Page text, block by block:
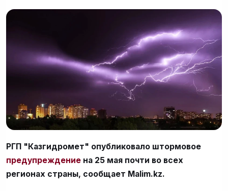
РГП "Казгидромет" опубликовало штормовое
предупреждение на 25 мая почти во всех
регионах страны, сообщает Malim.kz.